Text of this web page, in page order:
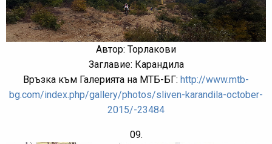
Автор: Торлакови
Заглавие: Карандила
Връзка към Галерията на МТБ-БГ: http://www.mtb-
bg.com/index.php/gallery/photos/sliven-karandila-october-
2015/-23484
09.